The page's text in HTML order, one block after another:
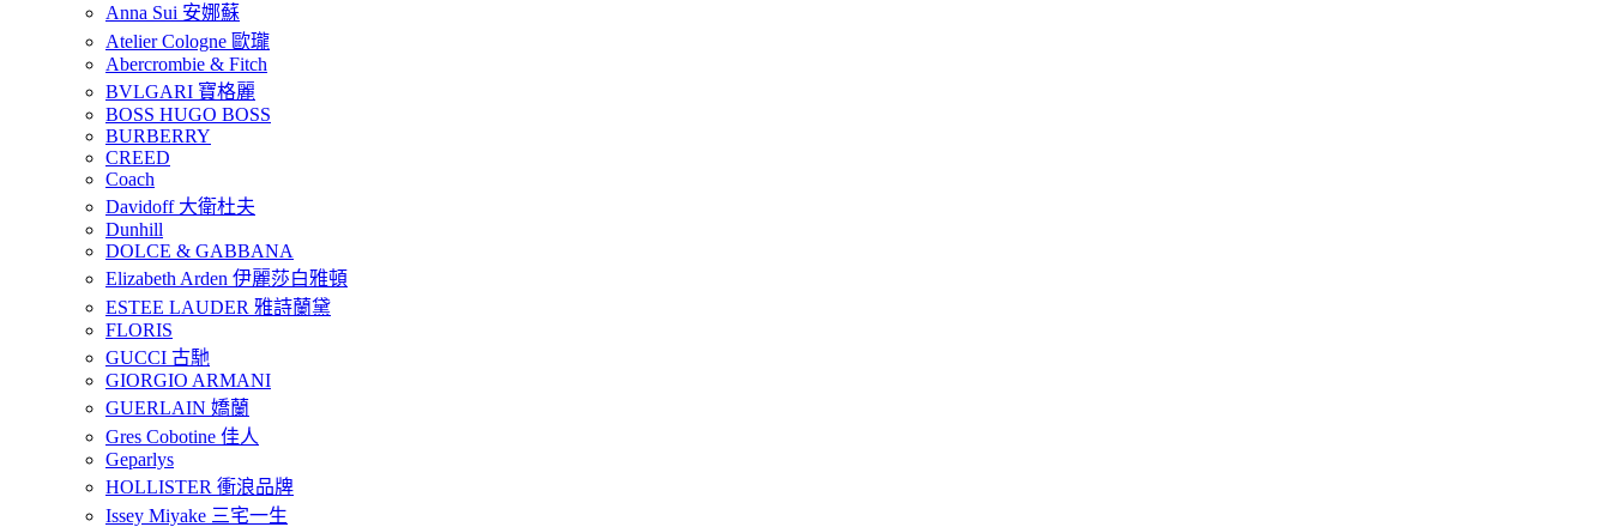
Anna Sui 安娜蘇
Atelier Cologne 歐瓏
Abercrombie & Fitch
BVLGARI 寶格麗
BOSS HUGO BOSS
BURBERRY
CREED
Coach
Davidoff 大衛杜夫
Dunhill
DOLCE & GABBANA
Elizabeth Arden 伊麗莎白雅頓
ESTEE LAUDER 雅詩蘭黛
FLORIS
GUCCI 古馳
GIORGIO ARMANI
GUERLAIN 嬌蘭
Gres Cobotine 佳人
Geparlys
HOLLISTER 衝浪品牌
Issey Miyake 三宅一生